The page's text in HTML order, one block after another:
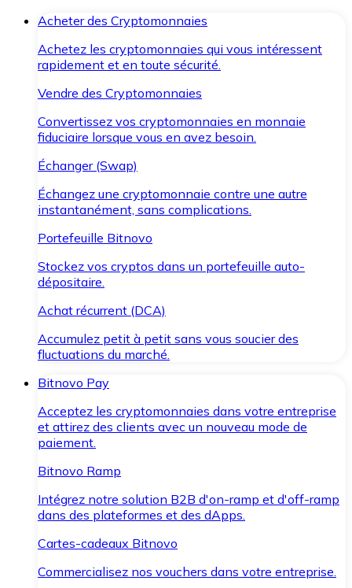
Acheter des Cryptomonnaies
Achetez les cryptomonnaies qui vous intéressent
rapidement et en toute sécurité.
Vendre des Cryptomonnaies
Convertissez vos cryptomonnaies en monnaie
fiduciaire lorsque vous en avez besoin.
Échanger (Swap)
Échangez une cryptomonnaie contre une autre
instantanément, sans complications.
Portefeuille Bitnovo
Stockez vos cryptos dans un portefeuille auto-
dépositaire.
Achat récurrent (DCA)
Accumulez petit à petit sans vous soucier des
fluctuations du marché.
Bitnovo Pay
Acceptez les cryptomonnaies dans votre entreprise
et attirez des clients avec un nouveau mode de
paiement.
Bitnovo Ramp
Intégrez notre solution B2B d'on-ramp et d'off-ramp
dans des plateformes et des dApps.
Cartes-cadeaux Bitnovo
Commercialisez nos vouchers dans votre entreprise.